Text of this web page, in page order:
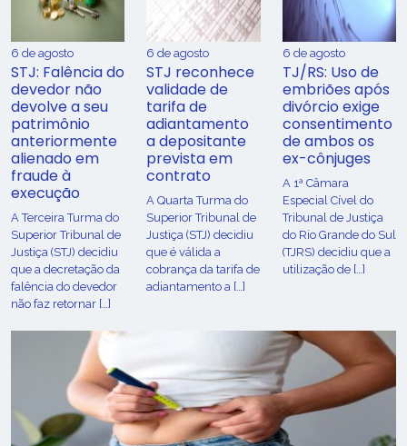
6 de agosto
STJ: Falência do
devedor não
devolve a seu
patrimônio
anteriormente
alienado em
fraude à
execução
A Terceira Turma do
Superior Tribunal de
Justiça (STJ) decidiu
que a decretação da
falência do devedor
não faz retornar […]
6 de agosto
STJ reconhece
validade de
tarifa de
adiantamento
a depositante
prevista em
contrato
A Quarta Turma do
Superior Tribunal de
Justiça (STJ) decidiu
que é válida a
cobrança da tarifa de
adiantamento a […]
6 de agosto
TJ/RS: Uso de
embriões após
divórcio exige
consentimento
de ambos os
ex-cônjuges
A 1ª Câmara
Especial Cível do
Tribunal de Justiça
do Rio Grande do Sul
(TJRS) decidiu que a
utilização de […]